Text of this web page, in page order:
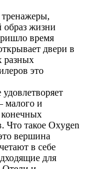
тренажеры,
образ жизни
время
двери в
разных
это
малого и
конечных
Что такое Oxygen
вершина
в себе
для